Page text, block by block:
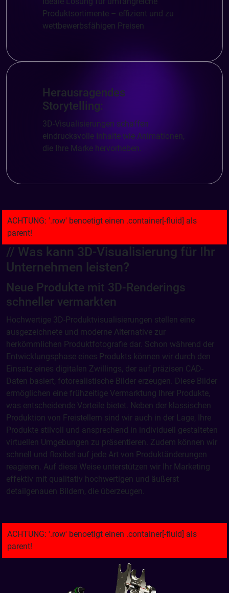
Produktsortimente – effizient und zu
wettbewerbsfähigen Preisen
Herausragendes
Storytelling:
3D-Visualisierungen schaffen
eindrucksvolle Inhalte wie Animationen,
die Ihre Marke hervorheben.
// Was kann 3D-Visualisierung für Ihr
Unternehmen leisten?
Neue Produkte mit 3D-Renderings
schneller vermarkten
Hochwertige 3D-Produktvisualisierungen stellen eine
ausgezeichnete und moderne Alternative zur
herkömmlichen Produktfotografie dar. Schon während der
Entwicklungsphase eines Produkts können wir durch den
Einsatz eines digitalen Zwillings, der auf präzisen CAD-
Daten basiert, fotorealistische Bilder erzeugen. Diese Bilder
ermöglichen eine frühzeitige Vermarktung Ihrer Produkte,
was entscheidende Vorteile bietet. Neben der klassischen
Produktion von Freistellern sind wir auch in der Lage, Ihre
Produkte stilvoll und ansprechend in individuell gestalteten
virtuellen Umgebungen zu präsentieren. Zudem können wir
schnell und flexibel auf jede Art von Produktänderungen
reagieren. Auf diese Weise unterstützen wir Ihr Marketing
effektiv mit qualitativ hochwertigen und äußerst
detailgenauen Bildern, die überzeugen.